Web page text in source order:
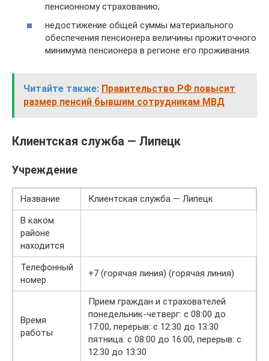
пенсионному страхованию;
недостижение общей суммы материального
обеспечения пенсионера величины прожиточного
минимума пенсионера в регионе его проживания.
Читайте также: Правительство РФ повысит
размер пенсий бывшим сотрудникам МВД
Клиентская служба — Липецк
Учреждение
Название
Клиентская служба — Липецк
В каком
районе
находится
Телефонный
номер
+7 (горячая линия) (горячая линия)
Время
работы
Прием граждан и страхователей
понедельник-четверг: с 08:00 до
17:00, перерыв: с 12:30 до 13:30
пятница: с 08:00 до 16:00, перерыв: с
12:30 до 13:30